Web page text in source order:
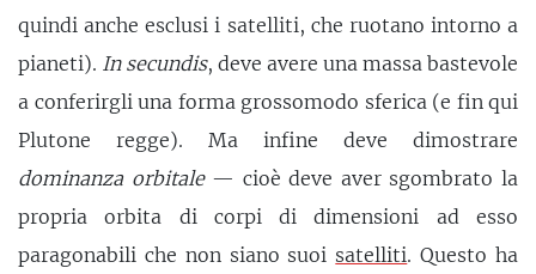
quindi anche esclusi i satelliti, che ruotano intorno a
pianeti). In secundis, deve avere una massa bastevole
a conferirgli una forma grossomodo sferica (e fin qui
Plutone regge). Ma infine deve dimostrare
dominanza orbitale— cioè deve aver sgombrato la
propria orbita di corpi di dimensioni ad esso
paragonabili che non siano suoi satelliti. Questo ha